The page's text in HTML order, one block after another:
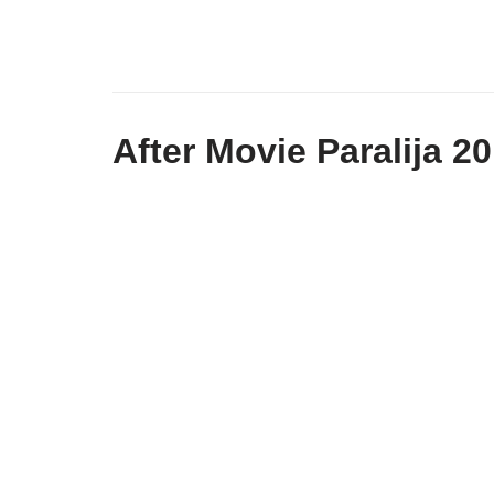
After Movie Paralija